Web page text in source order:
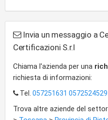
Invia un messaggio a
Certificazioni S.r.l
Chiama l'azienda per una
richiesta di informazioni:
Tel. 057251631 0572524529
Trova altre aziende del